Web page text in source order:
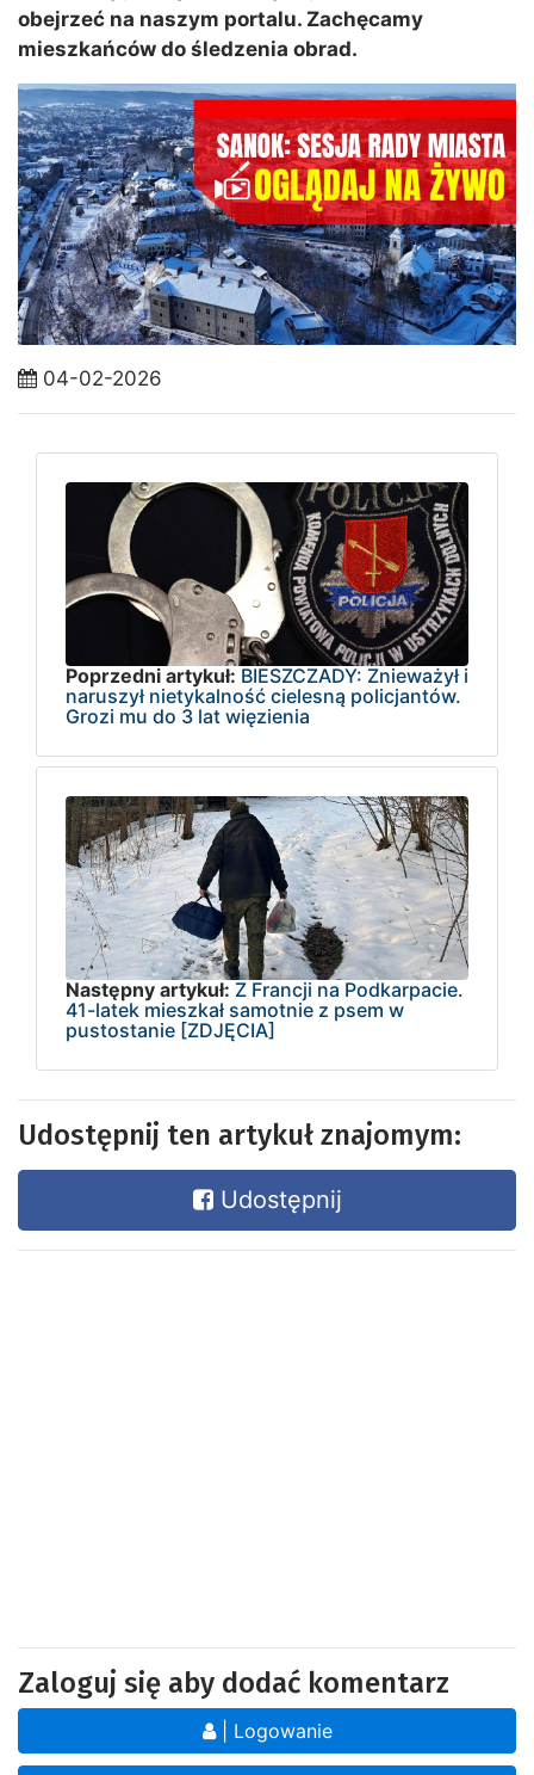
obejrzeć na naszym portalu. Zachęcamy
mieszkańców do śledzenia obrad.
04-02-2026
Poprzedni artykuł: BIESZCZADY: Znieważył i
naruszył nietykalność cielesną policjantów.
Grozi mu do 3 lat więzienia
Następny artykuł: Z Francji na Podkarpacie.
41-latek mieszkał samotnie z psem w
pustostanie [ZDJĘCIA]
Udostępnij ten artykuł znajomym:
Udostępnij
Zaloguj się aby dodać komentarz
| Logowanie